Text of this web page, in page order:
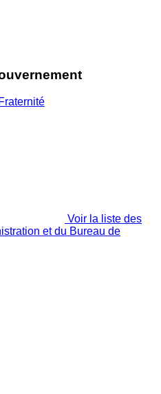
Voir la liste des
et du Bureau de